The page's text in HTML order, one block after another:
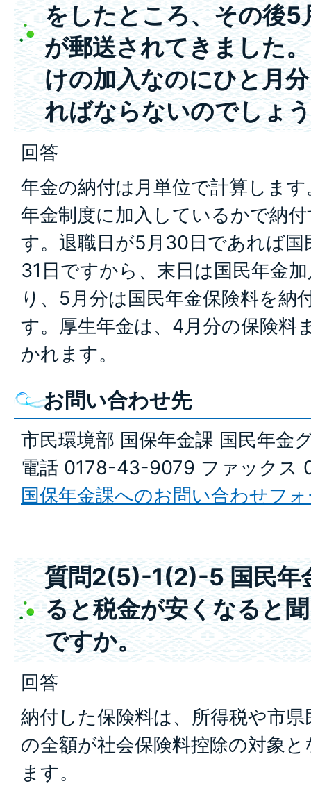
をしたところ、その後5
が郵送されてきました
けの加入なのにひと月
ればならないのでしょ
回答
年金の納付は月単位で計算しま
年金制度に加入しているかで納
す。退職日が5月30日であれば国
31日ですから、末日は国民年金
り、5月分は国民年金保険料を納
す。厚生年金は、4月分の保険料
かれます。
お問い合わせ先
市民環境部 国保年金課 国民年金
電話 0178-43-9079 ファックス
国保年金課へのお問い合わせフ
質問2(5)-1(2)-5 国民年
ると税金が安くなると
ですか。
回答
納付した保険料は、所得税や市
の全額が社会保険料控除の対象
ます。